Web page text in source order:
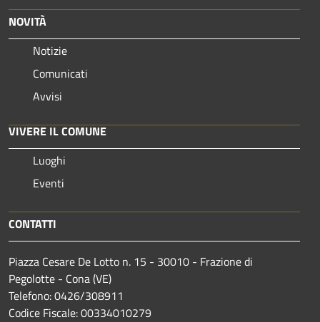
NOVITÀ
Notizie
Comunicati
Avvisi
VIVERE IL COMUNE
Luoghi
Eventi
CONTATTI
Piazza Cesare De Lotto n. 15 - 30010 - Frazione di
Pegolotte - Cona (VE)
Telefono: 0426/308911
Codice Fiscale: 00334010279